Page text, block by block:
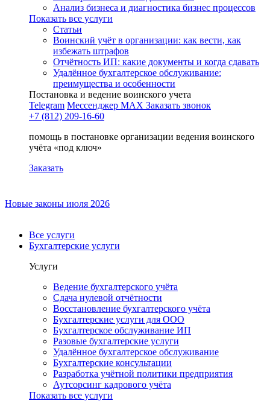
Анализ бизнеса и диагностика бизнес процессов
Показать все услуги
Статьи
Воинский учёт в организации: как вести, как
избежать штрафов
Отчётность ИП: какие документы и когда сдавать
Удалённое бухгалтерское обслуживание:
преимущества и особенности
Постановка и ведение воинского учета
Telegram Мессенджер MAX Заказать звонок
+7 (812) 209-16-60
помощь в постановке организации ведения воинского
учёта «под ключ»
Заказать
Новые законы июля 2026
Все услуги
Бухгалтерские услуги
Услуги
Ведение бухгалтерского учёта
Сдача нулевой отчётности
Восстановление бухгалтерского учёта
Бухгалтерские услуги для ООО
Бухгалтерское обслуживание ИП
Разовые бухгалтерские услуги
Удалённое бухгалтерское обслуживание
Бухгалтерские консультации
Разработка учётной политики предприятия
Аутсорсинг кадрового учёта
Показать все услуги